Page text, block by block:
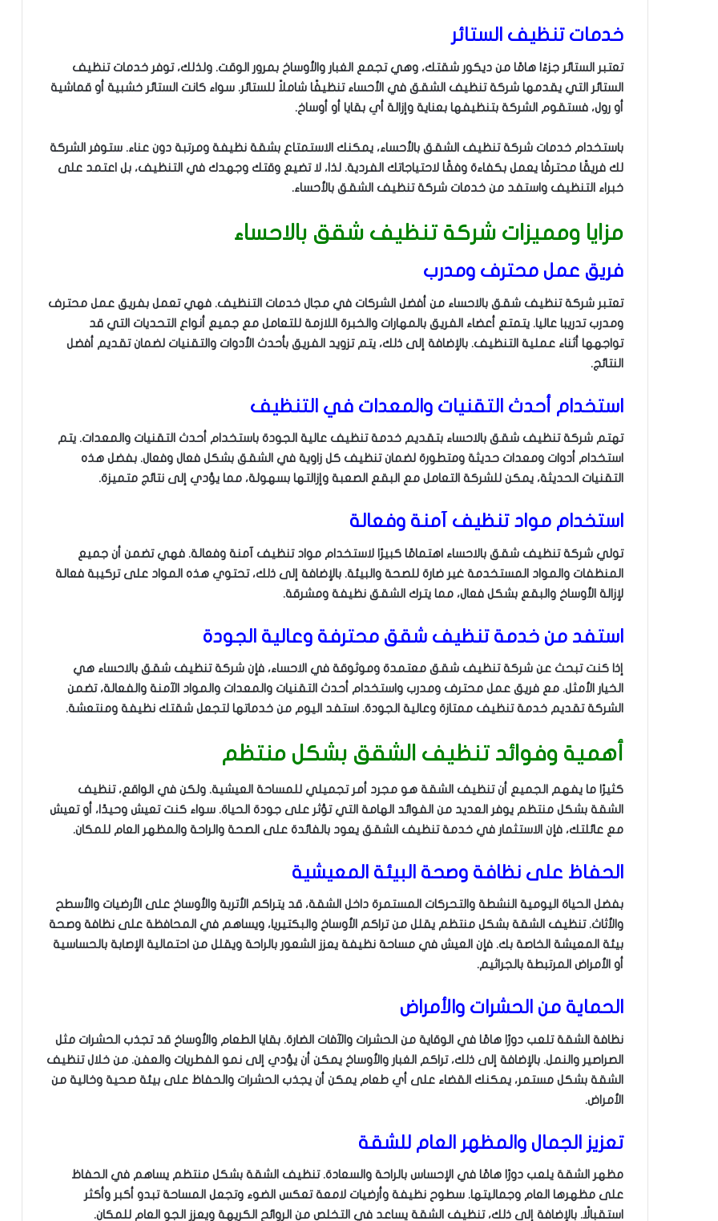
خدمات تنظيف الستائر
تعتبر الستائر جزءًا هامًا من ديكور شقتك، وهي تجمع الغبار والأوساخ بمرور الوقت. ولذلك، توفر خدمات تنظيف
الستائر التي يقدمها شركة تنظيف الشقق في الأحساء تنظيفًا شاملاً للستائر. سواء كانت الستائر خشبية أو قماشية
أو رول، فستقوم الشركة بتنظيفها بعناية وإزالة أي بقايا أو أوساخ.
باستخدام خدمات شركة تنظيف الشقق بالأحساء، يمكنك الاستمتاع بشقة نظيفة ومرتبة دون عناء. ستوفر الشركة
لك فريقًا محترفًا يعمل بكفاءة وفقًا لاحتياجاتك الفردية. لذا، لا تضيع وقتك وجهدك في التنظيف، بل اعتمد على
خبراء التنظيف واستفد من خدمات شركة تنظيف الشقق بالأحساء.
مزايا ومميزات شركة تنظيف شقق بالاحساء
فريق عمل محترف ومدرب
تعتبر شركة تنظيف شقق بالاحساء من أفضل الشركات في مجال خدمات التنظيف. فهي تعمل بفريق عمل محترف
ومدرب تدريبا عاليا. يتمتع أعضاء الفريق بالمهارات والخبرة اللازمة للتعامل مع جميع أنواع التحديات التي قد
تواجهها أثناء عملية التنظيف. بالإضافة إلى ذلك، يتم تزويد الفريق بأحدث الأدوات والتقنيات لضمان تقديم أفضل
النتائج.
استخدام أحدث التقنيات والمعدات في التنظيف
تهتم شركة تنظيف شقق بالاحساء بتقديم خدمة تنظيف عالية الجودة باستخدام أحدث التقنيات والمعدات. يتم
استخدام أدوات ومعدات حديثة ومتطورة لضمان تنظيف كل زاوية في الشقق بشكل فعال وفعال. بفضل هذه
التقنيات الحديثة، يمكن للشركة التعامل مع البقع الصعبة وإزالتها بسهولة، مما يؤدي إلى نتائج متميزة.
استخدام مواد تنظيف آمنة وفعالة
تولي شركة تنظيف شقق بالاحساء اهتمامًا كبيرًا لاستخدام مواد تنظيف آمنة وفعالة. فهي تضمن أن جميع
المنظفات والمواد المستخدمة غير ضارة للصحة والبيئة. بالإضافة إلى ذلك، تحتوي هذه المواد على تركيبة فعالة
لإزالة الأوساخ والبقع بشكل فعال، مما يترك الشقق نظيفة ومشرقة.
استفد من خدمة تنظيف شقق محترفة وعالية الجودة
إذا كنت تبحث عن شركة تنظيف شقق معتمدة وموثوقة في الاحساء، فإن شركة تنظيف شقق بالاحساء هي
الخيار الأمثل. مع فريق عمل محترف ومدرب واستخدام أحدث التقنيات والمعدات والمواد الآمنة والفعالة، تضمن
الشركة تقديم خدمة تنظيف ممتازة وعالية الجودة. استفد اليوم من خدماتها لتجعل شقتك نظيفة ومنتعشة.
أهمية وفوائد تنظيف الشقق بشكل منتظم
كثيرًا ما يفهم الجميع أن تنظيف الشقة هو مجرد أمر تجميلي للمساحة العيشية. ولكن في الواقع، تنظيف
الشقة بشكل منتظم يوفر العديد من الفوائد الهامة التي تؤثر على جودة الحياة. سواء كنت تعيش وحيدًا، أو تعيش
مع عائلتك، فإن الاستثمار في خدمة تنظيف الشقق يعود بالفائدة على الصحة والراحة والمظهر العام للمكان.
الحفاظ على نظافة وصحة البيئة المعيشية
بفضل الحياة اليومية النشطة والتحركات المستمرة داخل الشقة، قد يتراكم الأتربة والأوساخ على الأرضيات والأسطح
والأثاث. تنظيف الشقة بشكل منتظم يقلل من تراكم الأوساخ والبكتيريا، ويساهم في المحافظة على نظافة وصحة
بيئة المعيشة الخاصة بك. فإن العيش في مساحة نظيفة يعزز الشعور بالراحة ويقلل من احتمالية الإصابة بالحساسية
أو الأمراض المرتبطة بالجراثيم.
الحماية من الحشرات والأمراض
نظافة الشقة تلعب دورًا هامًا في الوقاية من الحشرات والآفات الضارة. بقايا الطعام والأوساخ قد تجذب الحشرات مثل
الصراصير والنمل. بالإضافة إلى ذلك، تراكم الغبار والأوساخ يمكن أن يؤدي إلى نمو الفطريات والعفن. من خلال تنظيف
الشقة بشكل مستمر، يمكنك القضاء على أي طعام يمكن أن يجذب الحشرات والحفاظ على بيئة صحية وخالية من
الأمراض.
تعزيز الجمال والمظهر العام للشقة
مظهر الشقة يلعب دورًا هامًا في الإحساس بالراحة والسعادة. تنظيف الشقة بشكل منتظم يساهم في الحفاظ
على مظهرها العام وجماليتها. سطوح نظيفة وأرضيات لامعة تعكس الضوء وتجعل المساحة تبدو أكبر وأكثر
استقبالًا. بالإضافة إلى ذلك، تنظيف الشقة يساعد في التخلص من الروائح الكريهة ويعزز الجو العام للمكان.